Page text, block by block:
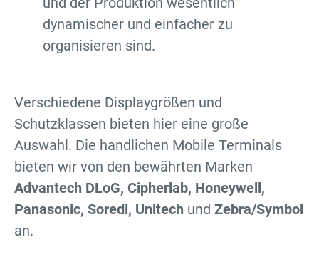
dynamischer und einfacher zu
organisieren sind.
Verschiedene Displaygrößen und
Schutzklassen bieten hier eine große
Auswahl. Die handlichen Mobile Terminals
bieten wir von den bewährten Marken
Advantech DLoG, Cipherlab, Honeywell,
Panasonic, Soredi, Unitech und Zebra/Symbol
an.